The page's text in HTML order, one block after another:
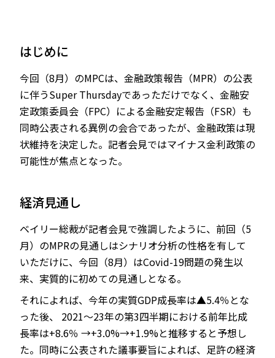
JP EN
はじめに
今回（8月）のMPCは、金融政策報告（MPR）の公表
に伴うSuper Thursdayであっただけでなく、金融安
定政策委員会（FPC）による金融安定報告（FSR）も
同時公表される異例の会合であったが、金融政策は現
状維持を決定した。記者会見ではマイナス金利政策の
可能性が焦点となった。
経済見通し
ベイリー総裁が記者会見で強調したように、前回（5
月）のMPRの見通しはシナリオ分析の性格を有して
いただけに、今回（8月）はCovid-19問題の発生以
来、実質的に初めての見通しとなる。
それによれば、今年の実質GDP成長率は▲5.4％とな
った後、 2021～23年の第3四半期における前年比成
長率は+8.6％ →+3.0%→+1.9%と推移すると予想し
た。同時に公表された議事要旨によれば、足許の経済